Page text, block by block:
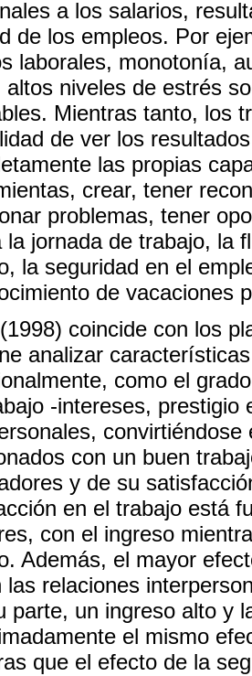
a los salarios,
de los empleos. Por
laborales, monotonía,
niveles de estrés
Mientras tanto, los
de ver los
las propias
crear, tener
problemas, tener
la jornada de trabajo, la
la seguridad en el
de vacaciones
coincide con los
analizar
como el
-intereses, prestigio
con un buen
y de su
en el trabajo está
con el ingreso
Además, el mayor
las relaciones
parte, un ingreso alto y
el mismo
que el efecto de la